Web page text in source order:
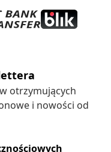
otrzymujących
i nowości od